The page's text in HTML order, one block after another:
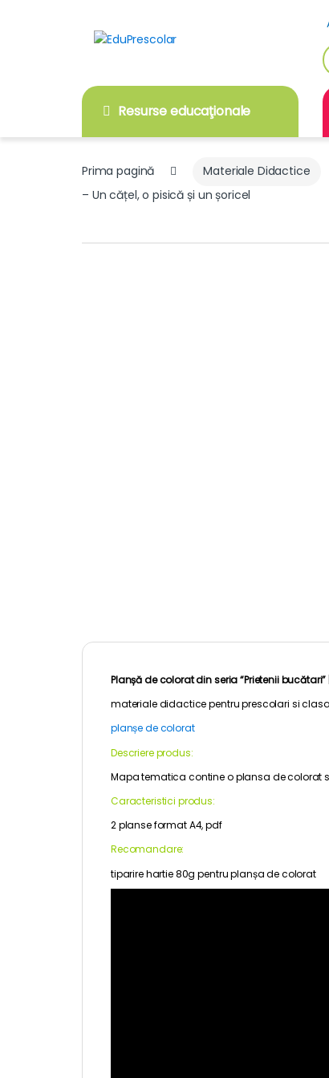
Resurse educaţionale
Prima pagină Materiale Didactice
– Un cățel, o pisică și un șoricel
Planșă de colorat din seria “Prietenii bucătari” |
materiale didactice pentruprescolari si
planșe de colorat
Descriere produs:
Mapa tematica contine o plansa de colorat
Caracteristici produs:
2 planse format A4, pdf
Recomandare:
tiparire hartie 80g pentru planșa de colorat